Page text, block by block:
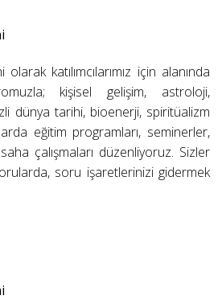
katılımcılarımız için alanında
kişisel gelişim, astroloji,
dünya tarihi, bioenerji, spiritüalizm
eğitim programları, seminerler,
çalışmaları düzenliyoruz. Sizler
soru işaretlerinizi gidermek